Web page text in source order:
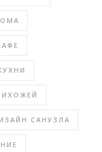
САНУЗЛА